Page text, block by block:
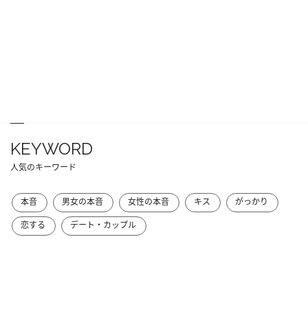
KEYWORD
人気のキーワード
本音 男女の本音 女性の本音 キス
がっかり
恋する
デート・カップル